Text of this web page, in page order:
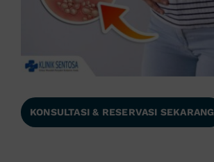
KONSULTASI & RESERVASI SEKARANG